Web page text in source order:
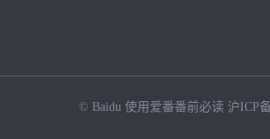
© Baidu 使用爱番番前必读 沪ICP